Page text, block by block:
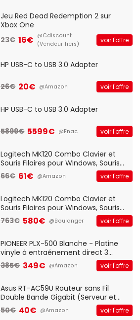
Jeu Red Dead Redemption 2 sur
Xbox One
23€ 16€ @Cdiscount
(Vendeur Tiers)
voir l'offre
HP USB-C to USB 3.0 Adapter
26€ 20€ @Amazon voir l'offre
HP USB-C to USB 3.0 Adapter
5899€ 5599€ @Fnac voir l'offre
Logitech MK120 Combo Clavier et
Souris Filaires pour Windows, Souris
Optique Filaire, Connexion USB Plug
And Play, Confortable, Taille
QWERTY UK - Noir
66€ 61€ @Amazon voir l'offre
Logitech MK120 Combo Clavier et
Souris Filaires pour Windows, Souris
Optique Filaire, Connexion USB Plug
And Play, Confortable, Taille
QWERTY UK - Noir
763€ 580€ @Boulanger voir l'offre
PIONEER PLX-500 Blanche - Platine
vinyle à entraénement direct 3
vitesses (33-45-78 trs/min) avec
pre-ampli intégré et port USB
385€ 349€ @Amazon voir l'offre
Asus RT-AC59U Routeur sans Fil
Double Bande Gigabit (Serveur et
Client VPN, Triple Vlan, Mode Point
d'accès et Bridge, contrôle Parental,
50€ 40€ @Amazon voir l'offre